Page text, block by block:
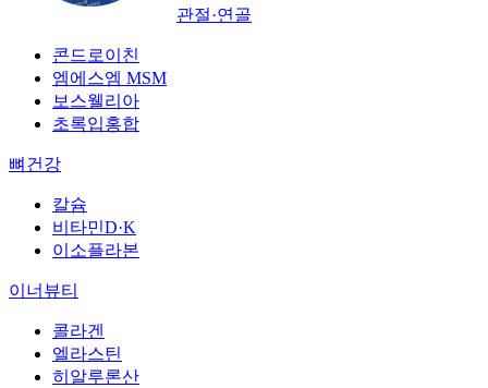
관절·연골
콘드로이친
엠에스엠 MSM
보스웰리아
초록입홍합
뼈건강
칼슘
비타민D·K
이소플라본
이너뷰티
콜라겐
엘라스틴
히알루론산